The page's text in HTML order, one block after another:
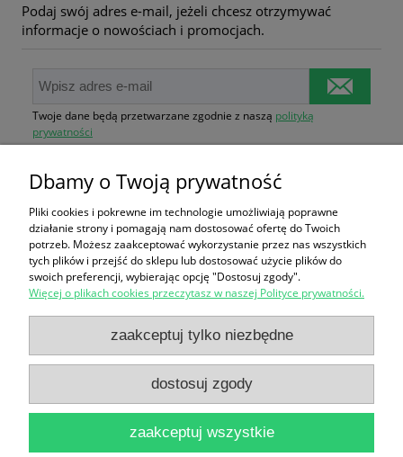
Podaj swój adres e-mail, jeżeli chcesz otrzymywać
informacje o nowościach i promocjach.
Twoje dane będą przetwarzane zgodnie z naszą polityką
prywatności
Zakupy
Pomoc
Moje konto
Informacje
| Kamiennogórska 9/U1, 60-179 Poznań, woj.
wielkopolskie | telefon:795 666 972
Dbamy o Twoją prywatność
Pliki cookies i pokrewne im technologie umożliwiają poprawne
działanie strony i pomagają nam dostosować ofertę do Twoich
potrzeb. Możesz zaakceptować wykorzystanie przez nas wszystkich
tych plików i przejść do sklepu lub dostosować użycie plików do
swoich preferencji, wybierając opcję "Dostosuj zgody".
Więcej o plikach cookies przeczytasz w naszej Polityce prywatności.
zaakceptuj tylko niezbędne
dostosuj zgody
zaakceptuj wszystkie